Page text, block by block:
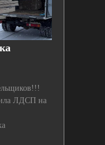
ЛДСП на